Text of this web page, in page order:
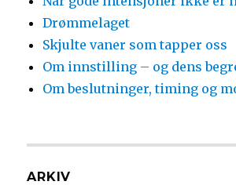
Drømmelaget
Skjulte vaner som tapper oss
Om innstilling – og dens
Om beslutninger, timing og
ARKIV